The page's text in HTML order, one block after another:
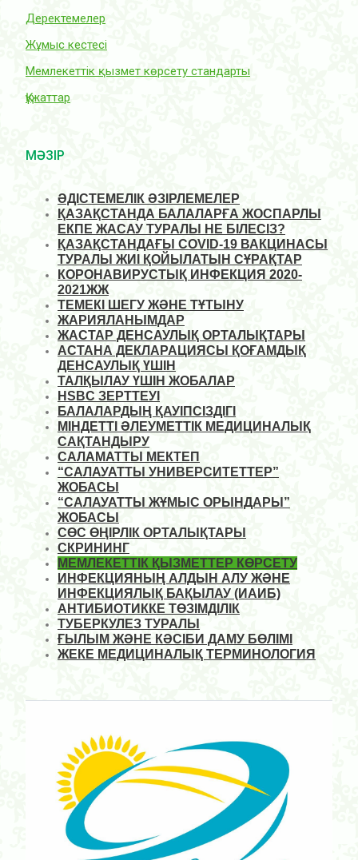
Деректемелер
Жұмыс кестесі
Мемлекеттік қызмет көрсету стандарты
Құжаттар
МӘЗІР
ӘДІСТЕМЕЛІК ӘЗІРЛЕМЕЛЕР
ҚАЗАҚСТАНДА БАЛАЛАРҒА ЖОСПАРЛЫ
ЕКПЕ ЖАСАУ ТУРАЛЫ НЕ БІЛЕСІЗ?
ҚАЗАҚСТАНДАҒЫ COVID-19 ВАКЦИНАСЫ
ТУРАЛЫ ЖИІ ҚОЙЫЛАТЫН СҰРАҚТАР
КОРОНАВИРУСТЫҚ ИНФЕКЦИЯ 2020-
2021ЖЖ
ТЕМЕКІ ШЕГУ ЖӘНЕ ТҰТЫНУ
ЖАРИЯЛАНЫМДАР
ЖАСТАР ДЕНСАУЛЫҚ ОРТАЛЫҚТАРЫ
АСТАНА ДЕКЛАРАЦИЯСЫ ҚОҒАМДЫҚ
ДЕНСАУЛЫҚ ҮШІН
ТАЛҚЫЛАУ ҮШІН ЖОБАЛАР
HSBC ЗЕРТТЕУІ
БАЛАЛАРДЫҢ ҚАУІПСІЗДІГІ
МІНДЕТТІ ӘЛЕУМЕТТІК МЕДИЦИНАЛЫҚ
САҚТАНДЫРУ
САЛАМАТТЫ МЕКТЕП
“САЛАУАТТЫ УНИВЕРСИТЕТТЕР”
ЖОБАСЫ
“САЛАУАТТЫ ЖҰМЫС ОРЫНДАРЫ”
ЖОБАСЫ
СӨС ӨҢІРЛІК ОРТАЛЫҚТАРЫ
СКРИНИНГ
МЕМЛЕКЕТТІК ҚЫЗМЕТТЕР КӨРСЕТУ
ИНФЕКЦИЯНЫҢ АЛДЫН АЛУ ЖӘНЕ
ИНФЕКЦИЯЛЫҚ БАҚЫЛАУ (ИАИБ)
АНТИБИОТИККЕ ТӨЗІМДІЛІК
ТУБЕРКУЛЕЗ ТУРАЛЫ
ҒЫЛЫМ ЖӘНЕ КӘСІБИ ДАМУ БӨЛІМІ
ЖЕКЕ МЕДИЦИНАЛЫҚ ТЕРМИНОЛОГИЯ